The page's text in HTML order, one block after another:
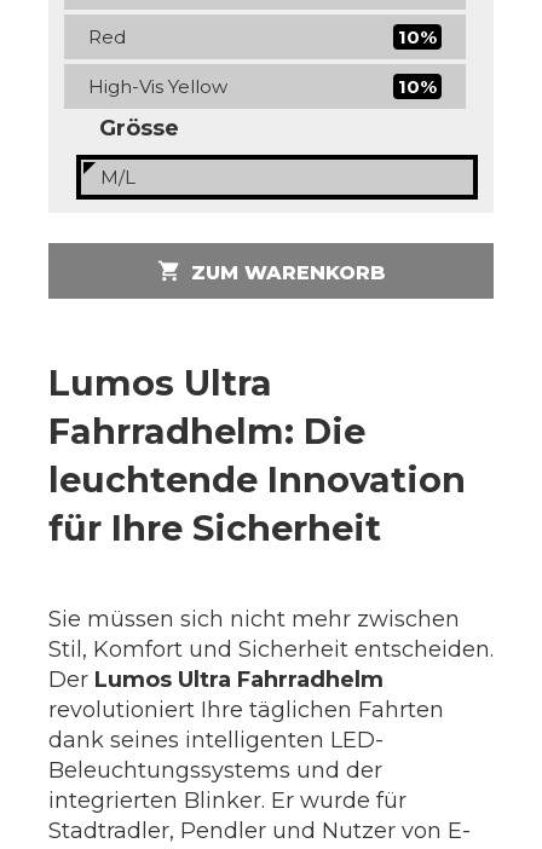
Red 10%
High-Vis Yellow 10%
Grösse
M/L
shopping_cart ZUM WARENKORB
Lumos Ultra
Fahrradhelm: Die
leuchtende Innovation
für Ihre Sicherheit
Sie müssen sich nicht mehr zwischen
Stil, Komfort und Sicherheit entscheiden.
Der Lumos Ultra Fahrradhelm
revolutioniert Ihre täglichen Fahrten
dank seines intelligenten LED-
Beleuchtungssystems und der
integrierten Blinker. Er wurde für
Stadtradler, Pendler und Nutzer von E-